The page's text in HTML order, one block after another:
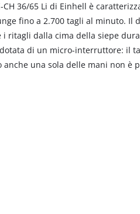
36/65 Li di Einhell è
fino a 2.700 tagli al minuto. Il
ritagli dalla cima della siepe
di un micro-interruttore: il
una sola delle mani non è